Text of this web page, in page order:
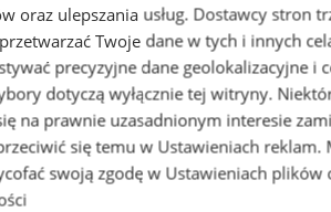
oraz ulepszania usług. Dostawcy stron
Twoje dane w tych i innych
precyzyjne dane geolokalizacyjne i
dotyczą wyłącznie tej witryny.
na prawnie uzasadnionym interesie
się temu w Ustawieniach reklam.
swoją zgodę w Ustawieniach plików